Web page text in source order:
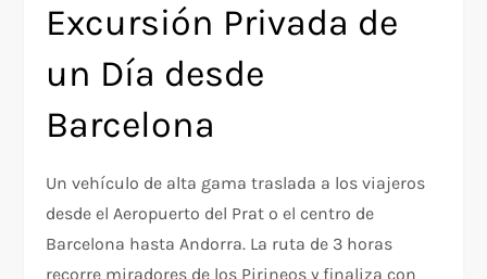
Excursión Privada de
un Día desde
Barcelona
Un vehículo de alta gama traslada a los viajeros
desde el Aeropuerto del Prat o el centro de
Barcelona hasta Andorra. La ruta de 3 horas
recorre miradores de los Pirineos y finaliza con